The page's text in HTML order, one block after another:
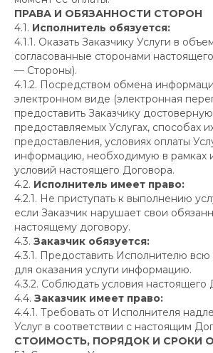
ПРАВА И ОБЯЗАННОСТИ СТОРОН
4.1. Исполнитель обязуется:
4.1.1. Оказать Заказчику Услуги в
согласованные сторонами
— Стороны).
4.1.2. Посредством обмена
электронном виде (электронная
предоставить Заказчику
предоставляемых Услугах, способах
предоставления, условиях оплаты
информацию, необходимую в рамках
условий настоящего Договора.
4.2. Исполнитель имеет право:
4.2.1. Не приступать к выполнению
если Заказчик нарушает свои
настоящему договору.
4.3. Заказчик обязуется:
4.3.1. Предоставить Исполнителю
для оказания услуги информацию.
4.3.2. Соблюдать условия настоящего
4.4. Заказчик имеет право:
4.4.1. Требовать от Исполнителя
Услуг в соответствии с настоящим
СТОИМОСТЬ, ПОРЯДОК И СРОКИ